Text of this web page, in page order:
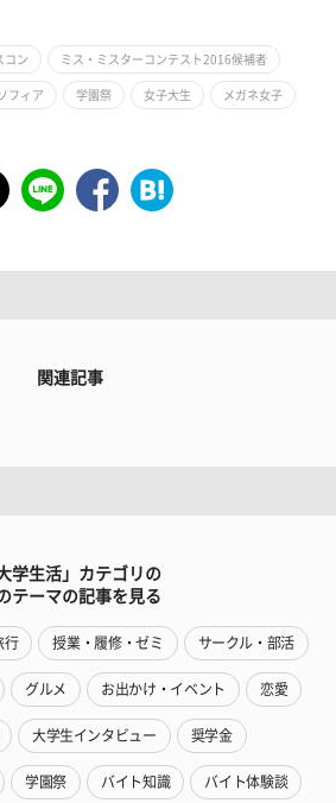
コン ミス・ミスターコンテスト2016候補者
フィア 学園祭 女子大生 メガネ女子
関連記事
大学生活」カテゴリの
テーマの記事を見る
行 授業・履修・ゼミ サークル・部活
グルメ お出かけ・イベント 恋愛
大学生インタビュー 奨学金
学園祭 バイト知識 バイト体験談